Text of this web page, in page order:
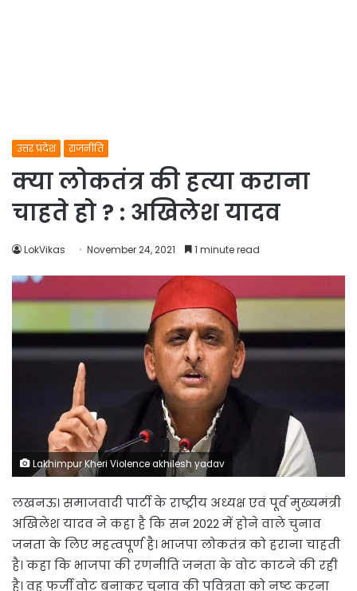
उत्तर प्रदेश राजनीति
क्या लोकतंत्र की हत्या कराना
चाहते हो ? : अखिलेश यादव
LokVikas November 24, 2021 1 minute read
Lakhimpur Kheri Violence akhilesh yadav
लखनऊ। समाजवादी पार्टी के राष्ट्रीय अध्यक्ष एवं पूर्व मुख्यमंत्री
अखिलेश यादव ने कहा है कि सन 2022 में होने वाले चुनाव
जनता के लिए महत्वपूर्ण है। भाजपा लोकतंत्र को हराना चाहती
है। कहा कि भाजपा की रणनीति जनता के वोट काटने की रही
है। वह फर्जी वोट बनाकर चुनाव की पवित्रता को नष्ट करना